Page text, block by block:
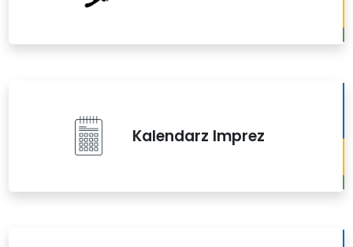
Kalendarz Imprez